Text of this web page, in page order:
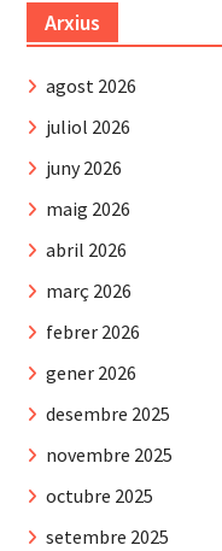
Arxius
agost 2026
juliol 2026
juny 2026
maig 2026
abril 2026
març 2026
febrer 2026
gener 2026
desembre 2025
novembre 2025
octubre 2025
setembre 2025